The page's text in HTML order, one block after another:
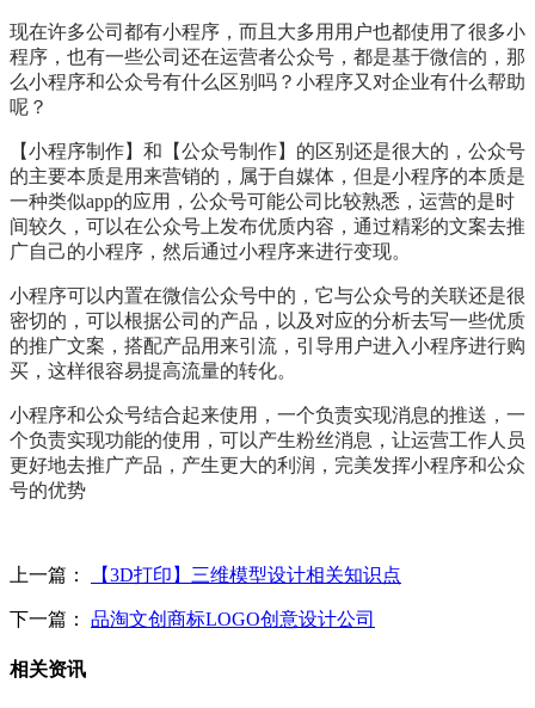
现在许多公司都有小程序，而且大多用用户也都使用了很多小
程序，也有一些公司还在运营者公众号，都是基于微信的，那
么小程序和公众号有什么区别吗？小程序又对企业有什么帮助
呢？
【小程序制作】和【公众号制作】的区别还是很大的，公众号
的主要本质是用来营销的，属于自媒体，但是小程序的本质是
一种类似app的应用，公众号可能公司比较熟悉，运营的是时
间较久，可以在公众号上发布优质内容，通过精彩的文案去推
广自己的小程序，然后通过小程序来进行变现。
小程序可以内置在微信公众号中的，它与公众号的关联还是很
密切的，可以根据公司的产品，以及对应的分析去写一些优质
的推广文案，搭配产品用来引流，引导用户进入小程序进行购
买，这样很容易提高流量的转化。
小程序和公众号结合起来使用，一个负责实现消息的推送，一
个负责实现功能的使用，可以产生粉丝消息，让运营工作人员
更好地去推广产品，产生更大的利润，完美发挥小程序和公众
号的优势
上一篇： 【3D打印】三维模型设计相关知识点
下一篇： 品淘文创商标LOGO创意设计公司
相关资讯